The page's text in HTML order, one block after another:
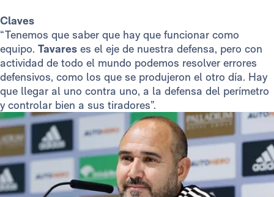
Claves
“Tenemos que saber que hay que funcionar como
equipo. Tavares es el eje de nuestra defensa, pero con
actividad de todo el mundo podemos resolver errores
defensivos, como los que se produjeron el otro día. Hay
que llegar al uno contra uno, a la defensa del perímetro
y controlar bien a sus tiradores”.